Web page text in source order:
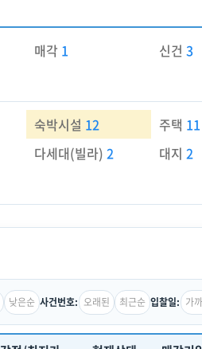
매각 1 신건 3
숙박시설 12 주택 11
다세대(빌라) 2 대지 2
낮은순 사건번호: 오래된 최근순 입찰일: 가